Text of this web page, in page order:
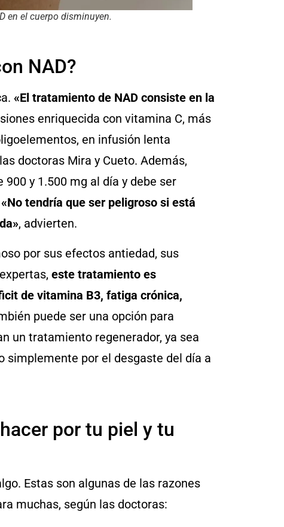
en el cuerpo disminuyen.
NAD?
«El tratamiento de NAD consiste en la
enriquecida con vitamina C, más
en infusión lenta
doctoras Mira y Cueto. Además,
y 1.500 mg al día y debe ser
«No tendría que ser peligroso si está
, advierten.
por sus efectos antiedad, sus
este tratamiento es
de vitamina B3, fatiga crónica,
puede ser una opción para
un tratamiento regenerador, ya sea
simplemente por el desgaste del día a
por tu piel y tu
Estas son algunas de las razones
muchas, según las doctoras: